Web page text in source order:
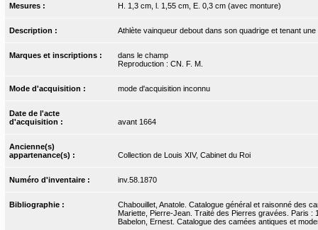
Mesures : H. 1,3 cm, l. 1,55 cm, E. 0,3 cm (avec monture)
Description : Athlète vainqueur debout dans son quadrige et tenant
Marques et inscriptions :
dans le champ
Reproduction : CN. F. M.
Mode d'acquisition : mode d'acquisition inconnu
Date de l'acte
d'acquisition :
avant 1664
Ancienne(s)
appartenance(s) :
Collection de Louis XIV, Cabinet du Roi
Numéro d'inventaire : inv.58.1870
Bibliographie :
Chabouillet, Anatole. Catalogue général et raisonné des
Mariette, Pierre-Jean. Traité des Pierres gravées. Paris :
Babelon, Ernest. Catalogue des camées antiques et